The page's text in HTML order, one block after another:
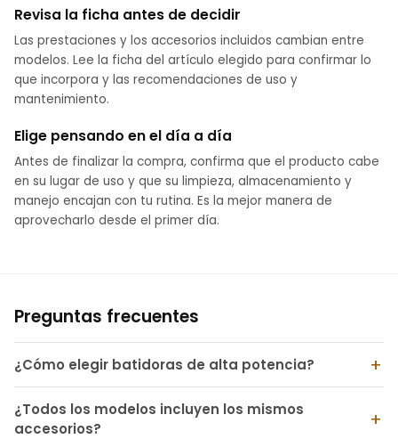
Revisa la ficha antes de decidir
Las prestaciones y los accesorios incluidos cambian entre
modelos. Lee la ficha del artículo elegido para confirmar lo
que incorpora y las recomendaciones de uso y
mantenimiento.
Elige pensando en el día a día
Antes de finalizar la compra, confirma que el producto cabe
en su lugar de uso y que su limpieza, almacenamiento y
manejo encajan con tu rutina. Es la mejor manera de
aprovecharlo desde el primer día.
Preguntas frecuentes
¿Cómo elegir batidoras de alta potencia?
¿Todos los modelos incluyen los mismos
accesorios?